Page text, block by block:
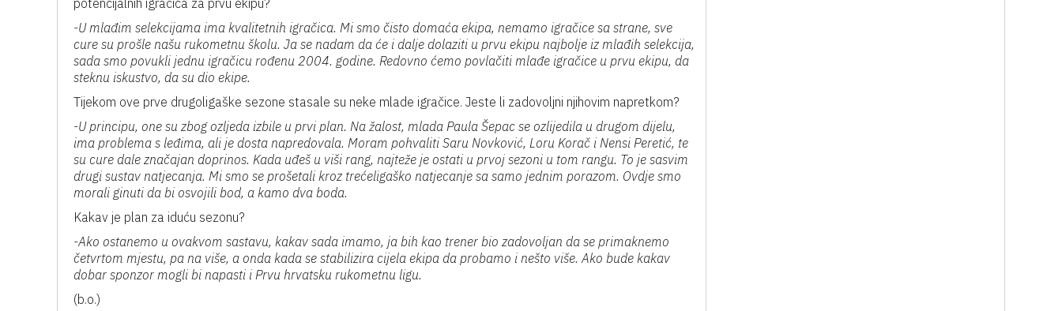
potencijalnih igračica za prvu ekipu?
-U mlađim selekcijama ima kvalitetnih igračica. Mi smo čisto domaća ekipa, nemamo igračice sa strane, sve
cure su prošle našu rukometnu školu. Ja se nadam da će i dalje dolaziti u prvu ekipu najbolje iz mlađih selekcija,
sada smo povukli jednu igračicu rođenu 2004. godine. Redovno ćemo povlačiti mlađe igračice u prvu ekipu, da
steknu iskustvo, da su dio ekipe.
Tijekom ove prve drugoligaške sezone stasale su neke mlade igračice. Jeste li zadovoljni njihovim napretkom?
-U principu, one su zbog ozljeda izbile u prvi plan. Na žalost, mlada Paula Šepac se ozlijedila u drugom dijelu,
ima problema s leđima, ali je dosta napredovala. Moram pohvaliti Saru Novković, Loru Korač i Nensi Peretić, te
su cure dale značajan doprinos. Kada uđeš u viši rang, najteže je ostati u prvoj sezoni u tom rangu. To je sasvim
drugi sustav natjecanja. Mi smo se prošetali kroz trećeligaško natjecanje sa samo jednim porazom. Ovdje smo
morali ginuti da bi osvojili bod, a kamo dva boda.
Kakav je plan za iduću sezonu?
-Ako ostanemo u ovakvom sastavu, kakav sada imamo, ja bih kao trener bio zadovoljan da se primaknemo
četvrtom mjestu, pa na više, a onda kada se stabilizira cijela ekipa da probamo i nešto više. Ako bude kakav
dobar sponzor mogli bi napasti i Prvu hrvatsku rukometnu ligu.
(b.o.)